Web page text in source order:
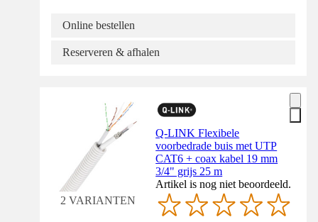
Online bestellen
Reserveren & afhalen
2 VARIANTEN
Q-LINK Flexibele
voorbedrade buis met UTP
CAT6 + coax kabel 19 mm
3/4" grijs 25 m
Artikel is nog niet beoordeeld.